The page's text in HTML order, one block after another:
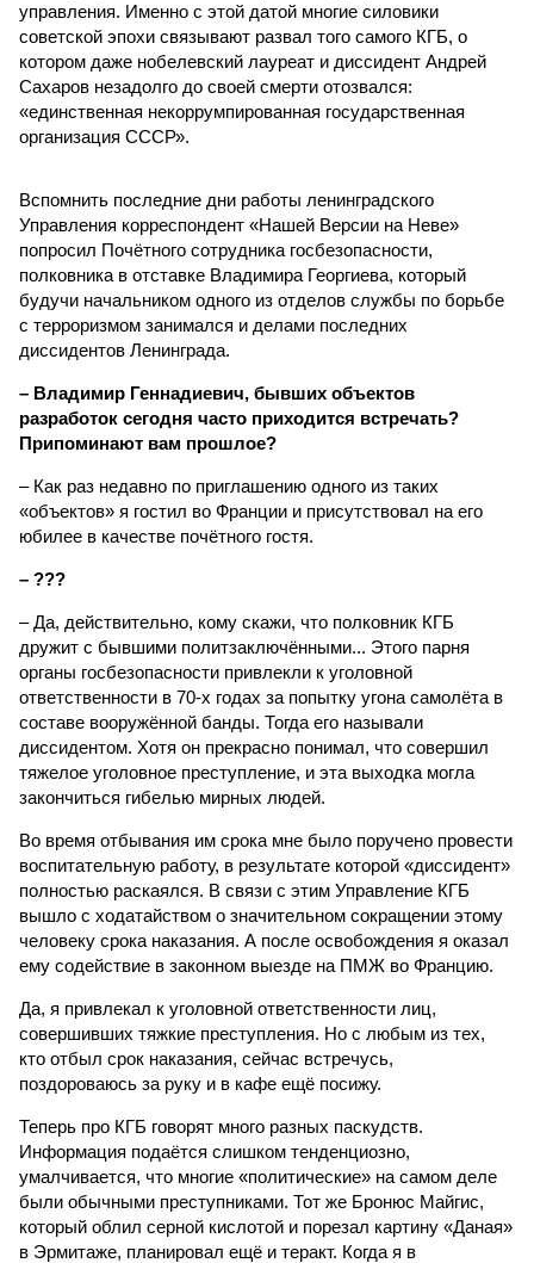
управления. Именно с этой датой многие силовики
советской эпохи связывают развал того самого КГБ, о
котором даже нобелевский лауреат и диссидент Андрей
Сахаров незадолго до своей смерти отозвался:
«единственная некоррумпированная государственная
организация СССР».
Вспомнить последние дни работы ленинградского
Управления корреспондент «Нашей Версии на Неве»
попросил Почётного сотрудника госбезопасности,
полковника в отставке Владимира Георгиева, который
будучи начальником одного из отделов службы по борьбе
с терроризмом занимался и делами последних
диссидентов Ленинграда.
– Владимир Геннадиевич, бывших объектов
разработок сегодня часто приходится встречать?
Припоминают вам прошлое?
– Как раз недавно по приглашению одного из таких
«объектов» я гостил во Франции и присутствовал на его
юбилее в качестве почётного гостя.
– ???
– Да, действительно, кому скажи, что полковник КГБ
дружит с бывшими политзаключёнными... Этого парня
органы госбезопасности привлекли к уголовной
ответственности в 70-х годах за попытку угона самолёта в
составе вооружённой банды. Тогда его называли
диссидентом. Хотя он прекрасно понимал, что совершил
тяжелое уголовное преступление, и эта выходка могла
закончиться гибелью мирных людей.
Во время отбывания им срока мне было поручено провести
воспитательную работу, в результате которой «диссидент»
полностью раскаялся. В связи с этим Управление КГБ
вышло с ходатайством о значительном сокращении этому
человеку срока наказания. А после освобождения я оказал
ему содействие в законном выезде на ПМЖ во Францию.
Да, я привлекал к уголовной ответственности лиц,
совершивших тяжкие преступления. Но с любым из тех,
кто отбыл срок наказания, сейчас встречусь,
поздороваюсь за руку и в кафе ещё посижу.
Теперь про КГБ говорят много разных паскудств.
Информация подаётся слишком тенденциозно,
умалчивается, что многие «политические» на самом деле
были обычными преступниками. Тот же Бронюс Майгис,
который облил серной кислотой и порезал картину «Даная»
в Эрмитаже, планировал ещё и теракт. Когда я в